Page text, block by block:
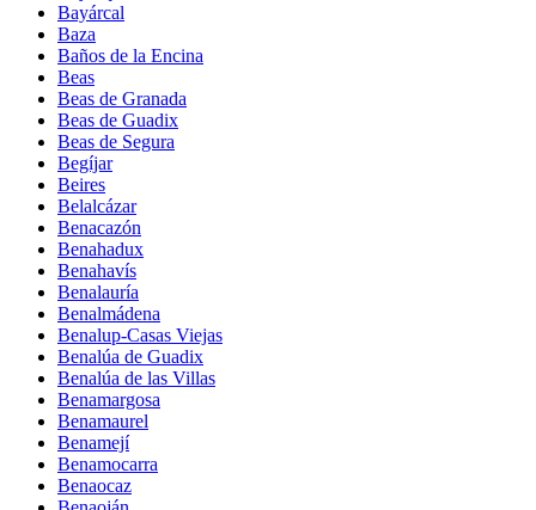
Bayárcal
Baza
Baños de la Encina
Beas
Beas de Granada
Beas de Guadix
Beas de Segura
Begíjar
Beires
Belalcázar
Benacazón
Benahadux
Benahavís
Benalauría
Benalmádena
Benalup-Casas Viejas
Benalúa de Guadix
Benalúa de las Villas
Benamargosa
Benamaurel
Benamejí
Benamocarra
Benaocaz